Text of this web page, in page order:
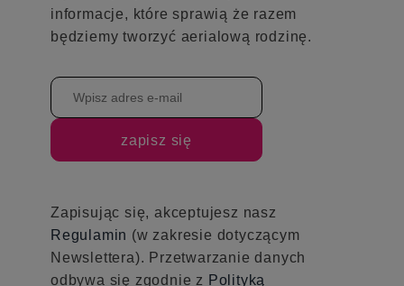
informacje, które sprawią że razem
będziemy tworzyć aerialową rodzinę.
zapisz się
Zapisując się, akceptujesz nasz
Regulamin (w zakresie dotyczącym
Newslettera). Przetwarzanie danych
odbywa się zgodnie z Polityką